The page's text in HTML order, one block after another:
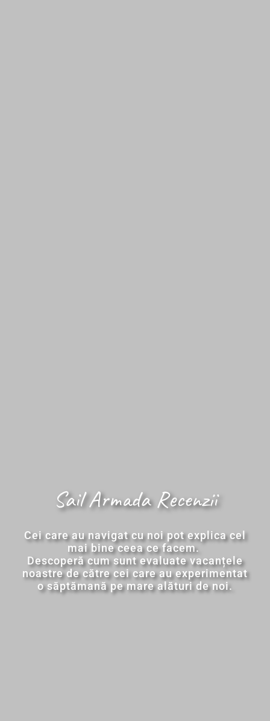
Sail Armada Recenzii
Cei care au navigat cu noi pot explica cel
mai bine ceea ce facem.
Descoperă cum sunt evaluate vacanțele
noastre de către cei care au experimentat
o săptămană pe mare alături de noi.